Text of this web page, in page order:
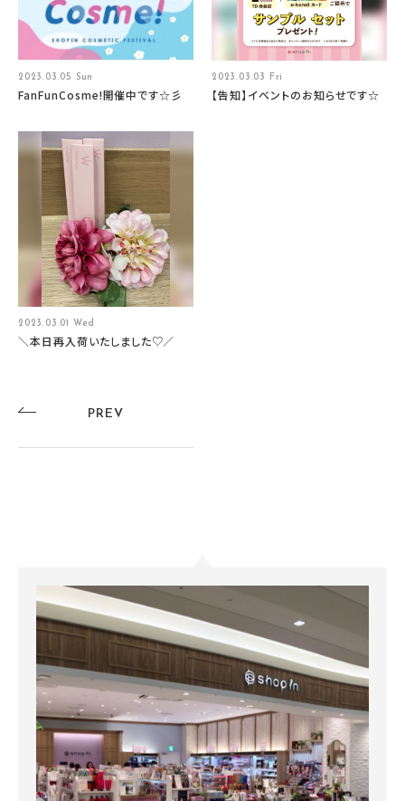
2023.03.05 Sun
FanFunCosme!開催中です☆彡
2023.03.03 Fri
【告知】イベントのお知らせです☆
2023.03.01 Wed
＼本日再入荷いたしました♡／
PREV